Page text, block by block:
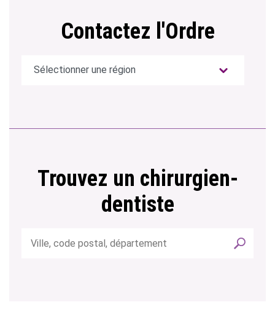
Contactez l'Ordre
Trouvez un chirurgien-
dentiste